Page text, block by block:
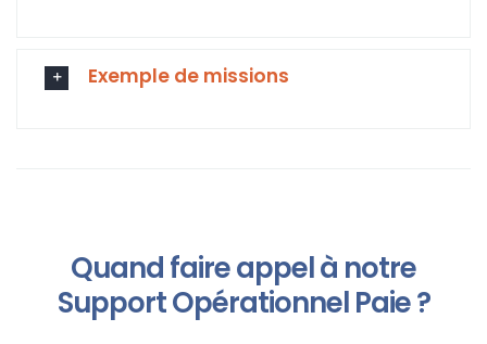
Exemple de missions
Quand faire appel à notre
Support Opérationnel Paie ?